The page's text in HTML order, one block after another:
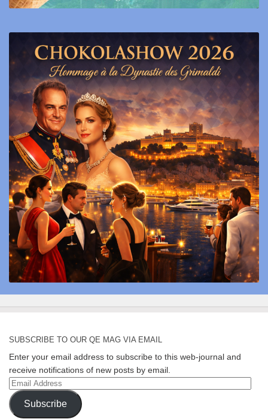
SUBSCRIBE TO OUR QE MAG VIA EMAIL
Enter your email address to subscribe to this web-journal and
receive notifications of new posts by email.
Email
Address
Subscribe